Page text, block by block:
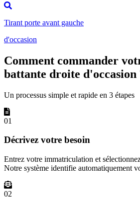
Tirant porte avant gauche
d'occasion
Comment commander
battante droite d'occasion
Un processus simple et rapide en 3 étapes
01
Décrivez votre besoin
Entrez votre immatriculation et
Notre système identifie automatiquement
02